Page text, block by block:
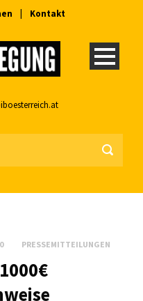
Kontakt
0 PRESSEMITTEILUNGEN